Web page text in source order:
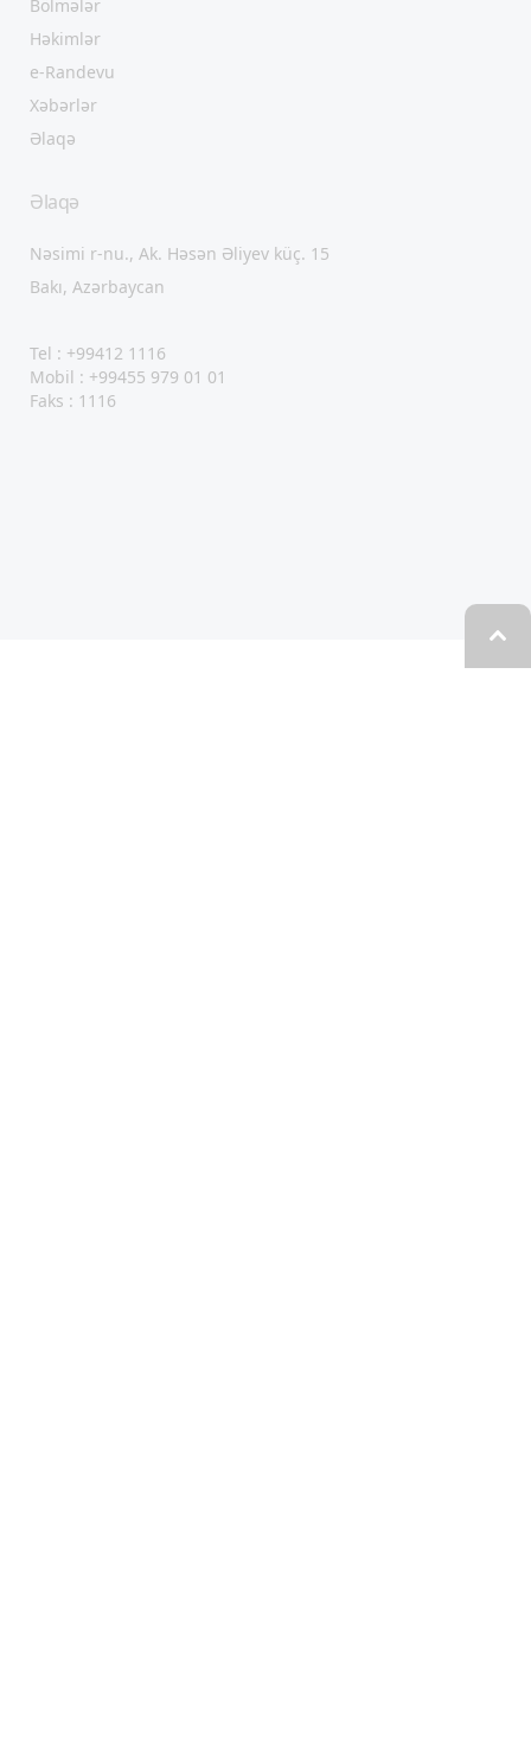
Bölmələr
Həkimlər
e-Randevu
Xəbərlər
Əlaqə
Əlaqə
Nəsimi r-nu., Ak. Həsən Əliyev küç. 15
Bakı, Azərbaycan
Tel : +99412 1116
Mobil : +99455 979 01 01
Faks : 1116